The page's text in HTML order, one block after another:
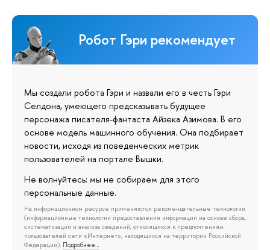
Робот Гэри рекомендует
Мы создали робота Гэри и назвали его в честь Гэри
Селдона, умеющего предсказывать будущее
персонажа писателя-фантаста Айзека Азимова. В его
основе модель машинного обучения. Она подбирает
новости, исходя из поведенческих метрик
пользователей на портале Вышки.
Не волнуйтесь: мы не собираем для этого
персональные данные.
На информационном ресурсе применяются рекомендательные технологии
(информационные технологии предоставления информации на основе сбора,
систематизации и анализа сведений, относящихся к предпочтениям
пользователей сети «Интернет», находящихся на территории Российской
Федерации). Подробнее…